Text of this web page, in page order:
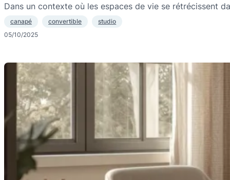
Dans un contexte où les espaces de vie se rétrécissent
canapé convertible
studio
05/10/2025